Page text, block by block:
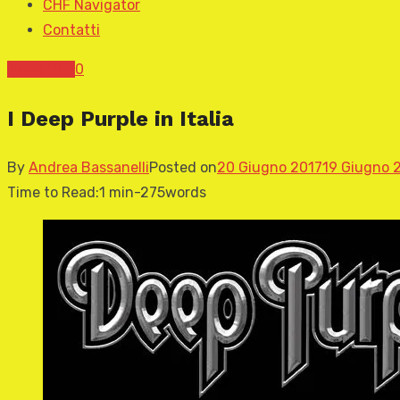
CHF Navigator
Contatti
0
I Deep Purple in Italia
By Andrea BassanelliPosted on20 Giugno 201719 Giugno
Time to Read:1 min-275words